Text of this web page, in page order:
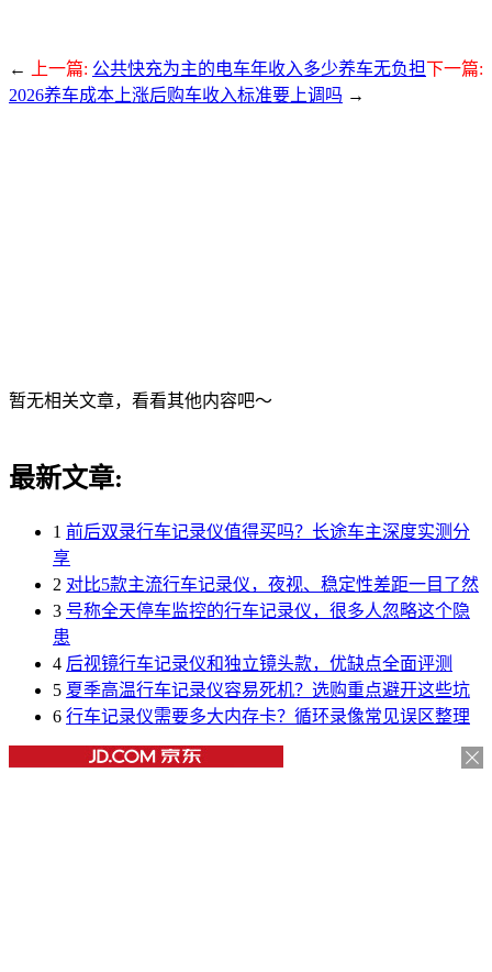
← 上一篇: 公共快充为主的电车年收入多少养车无负担下一篇:
2026养车成本上涨后购车收入标准要上调吗 →
暂无相关文章，看看其他内容吧～
最新文章:
1 前后双录行车记录仪值得买吗？长途车主深度实测分
享
2 对比5款主流行车记录仪，夜视、稳定性差距一目了然
3 号称全天停车监控的行车记录仪，很多人忽略这个隐
患
4 后视镜行车记录仪和独立镜头款，优缺点全面评测
5 夏季高温行车记录仪容易死机？选购重点避开这些坑
6 行车记录仪需要多大内存卡？循环录像常见误区整理